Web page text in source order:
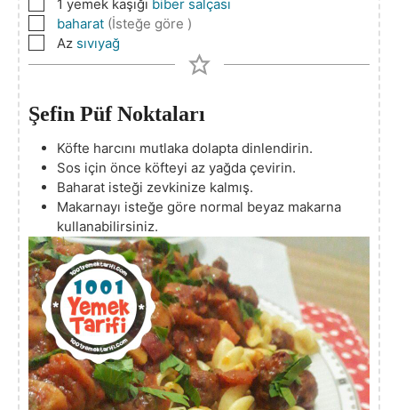
1 yemek kaşığı biber salçası
▢
baharat (İsteğe göre )
▢
Az sıvıyağ
Şefin Püf Noktaları
Köfte harcını mutlaka dolapta dinlendirin.
Sos için önce köfteyi az yağda çevirin.
Baharat isteği zevkinize kalmış.
Makarnayı isteğe göre normal beyaz makarna
kullanabilirsiniz.